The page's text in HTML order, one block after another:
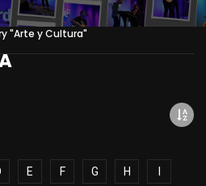
"Arte y Cultura"
E F G H